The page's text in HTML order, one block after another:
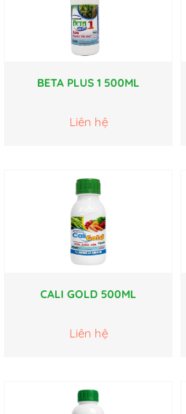
BETA PLUS 1 500ML
Liên hệ
CALI GOLD 500ML
Liên hệ